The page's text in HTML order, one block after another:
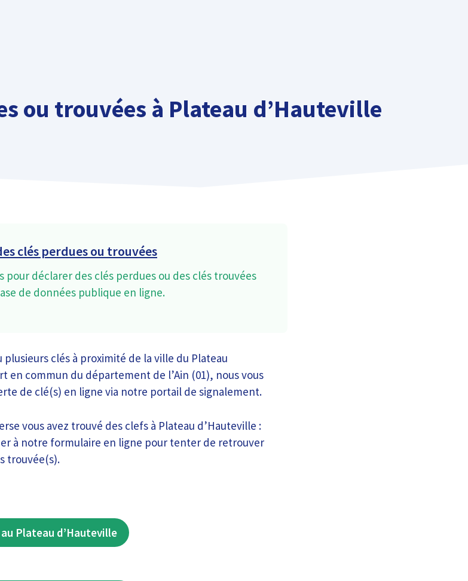
ou trouvées à Plateau d’Hauteville
clés perdues ou trouvées
pour déclarer des clés perdues ou des clés trouvées
de données publique en ligne.
clés à proximité de la ville du Plateau
en commun du département de l’Ain (01), nous vous
de clé(s) en ligne via notre portail de signalement.
vous avez trouvé des clefs à Plateau d’Hauteville :
à notre formulaire en ligne pour tenter de retrouver
trouvée(s).
Plateau d’Hauteville